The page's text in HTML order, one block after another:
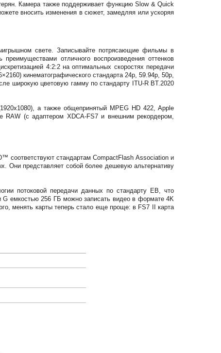
Камера также поддерживает функцию Slow & Quick
вносить изменения в сюжет, замедляя или ускоряя
свете. Записывайте потрясающие фильмы в
отличного воспроизведения оттенков
4:2:2 на оптимальных скоростях передачи
кинематографического стандарта 24p, 59.94p, 50p,
широкую цветовую гамму по стандарту ITU-R BT.2020
а также общепринятый MPEG HD 422, Apple
RAW (с адаптером XDCA-FS7 и внешним рекордером,
соответствуют стандартам CompactFlash Association и
Они представляет собой более дешевую альтернативу
потоковой передачи данных по стандарту EB, что
G емкостью 256 ГБ можно записать видео в формате 4K
менять карты теперь стало еще проще: в FS7 II карта